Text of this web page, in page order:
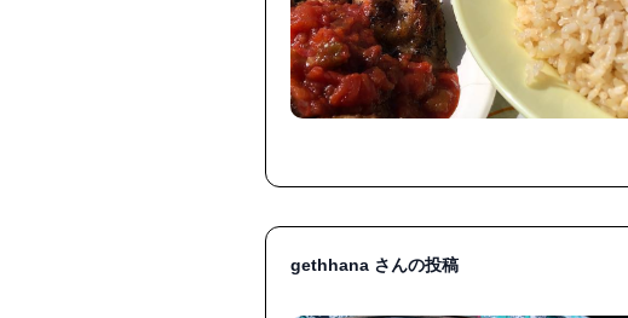
gethhana さんの投稿